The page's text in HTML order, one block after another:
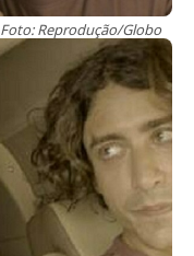
Reprodução/Globo